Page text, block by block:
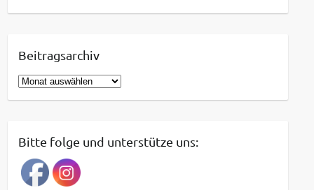
Beitragsarchiv
B
e
r
a
g
Bitte folge und unterstütze uns: